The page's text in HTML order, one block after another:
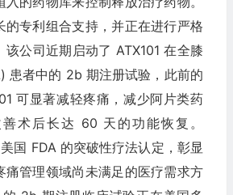
的专利组合支持，并正在进行严格
该公司近期启动了 ATX101 在全膝
患者中的 2b 期注册试验，此前的
可显著减轻疼痛，减少阿片类药
术后长达 60 天的功能恢复。
国 FDA 的突破性疗法认定，彰显
痛管理领域尚未满足的医疗需求方